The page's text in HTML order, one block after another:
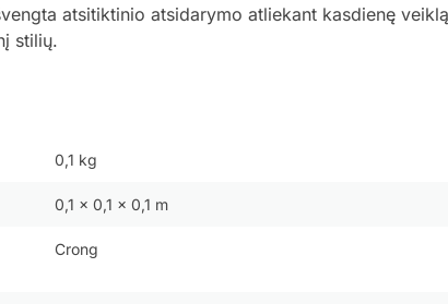
atsitiktinio atsidarymo atliekant kasdienę
stilių.
0,1 kg
0,1 × 0,1 × 0,1 m
Crong